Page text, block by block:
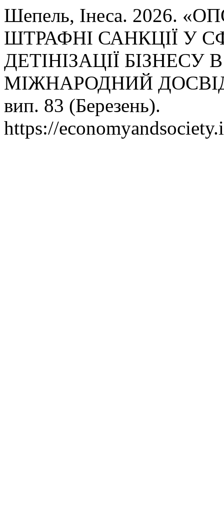
Шепель, Інеса. 2026.
ШТРАФНІ САНКЦІЇ У
ДЕТІНІЗАЦІЇ БІЗНЕСУ
МІЖНАРОДНИЙ
вип. 83 (Березень).
https://